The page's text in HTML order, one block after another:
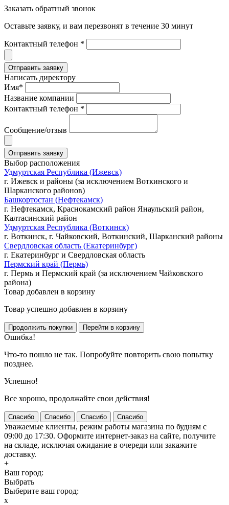
Заказать обратный звонок
Оставьте заявку, и вам перезвонят в течение 30 минут
Контактный телефон *
Написать директору
Имя*
Название компании
Контактный телефон *
Сообщение/отзыв
Выбор расположения
Удмуртская Республика (Ижевск)
г. Ижевск и районы (за исключением Воткинского и
Шарканского районов)
Башкортостан (Нефтекамск)
г. Нефтекамск, Краснокамский район Янаульский район,
Калтасинский район
Удмуртская Республика (Воткинск)
г. Воткинск, г. Чайковский, Воткинский, Шарканский районы
Свердловская область (Екатеринбург)
г. Екатеринбург и Свердловская область
Пермский край (Пермь)
г. Пермь и Пермский край (за исключением Чайковского
района)
Товар добавлен в корзину
Товар успешно добавлен в корзину
Ошибка!
Что-то пошло не так. Попробуйте повторить свою попытку
позднее.
Успешно!
Все хорошо, продолжайте свои действия!
Спасибо Спасибо Спасибо Спасибо
Уважаемые клиенты, режим работы магазина по будням с
09:00 до 17:30. Оформите интернет-заказ на сайте, получите
на складе, исключая ожидание в очереди или закажите
доставку.
+
Ваш город:
Выбрать
Выберите ваш город:
x